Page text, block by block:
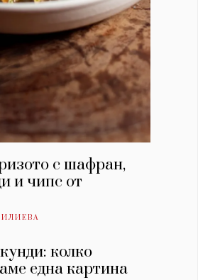
с шафран,
и чипс от
колко
една картина